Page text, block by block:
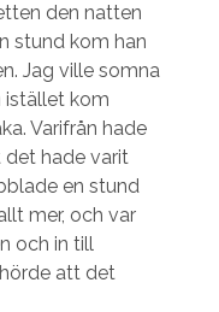
den natten
stund kom han
Jag ville somna
kom
Varifrån hade
det hade varit
en stund
mer, och var
och in till
att det